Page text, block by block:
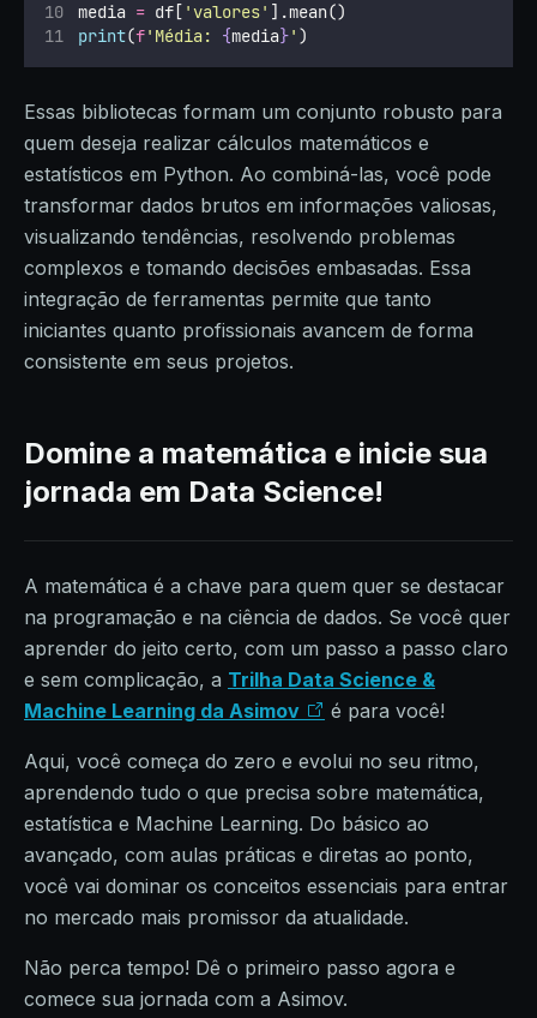
media = df[ 'valores' ].mean()
print(f'Média: {media}' )
Essas bibliotecas formam um conjunto robusto para
quem deseja realizar cálculos matemáticos e
estatísticos em Python. Ao combiná-las, você pode
transformar dados brutos em informações valiosas,
visualizando tendências, resolvendo problemas
complexos e tomando decisões embasadas. Essa
integração de ferramentas permite que tanto
iniciantes quanto profissionais avancem de forma
consistente em seus projetos.
Domine a matemática e inicie sua
jornada em Data Science!
A matemática é a chave para quem quer se destacar
na programação e na ciência de dados. Se você quer
aprender do jeito certo, com um passo a passo claro
e sem complicação, a Trilha Data Science &
Machine Learning da Asimov
é para você!
Aqui, você começa do zero e evolui no seu ritmo,
aprendendo tudo o que precisa sobre matemática,
estatística e Machine Learning. Do básico ao
avançado, com aulas práticas e diretas ao ponto,
você vai dominar os conceitos essenciais para entrar
no mercado mais promissor da atualidade.
Não perca tempo! Dê o primeiro passo agora e
comece sua jornada com a Asimov.